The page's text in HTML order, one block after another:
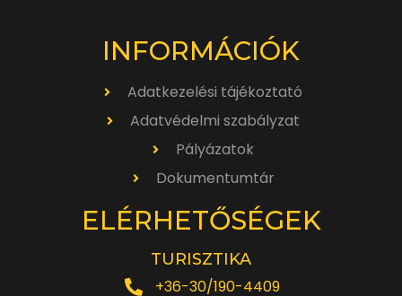
INFORMÁCIÓK
Adatkezelési tájékoztató
Adatvédelmi szabályzat
Pályázatok
Dokumentumtár
ELÉRHETŐSÉGEK
TURISZTIKA
+36-30/190-4409